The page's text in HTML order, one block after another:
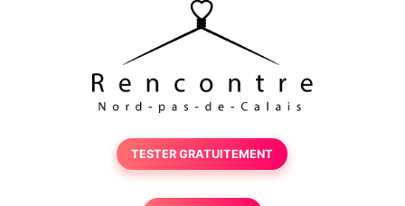
TESTER GRATUITEMENT